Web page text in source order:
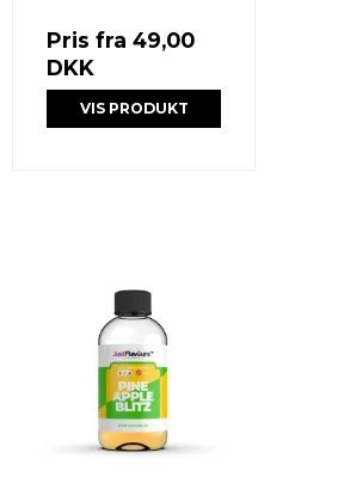
Pris fra 49,00
DKK
VIS PRODUKT